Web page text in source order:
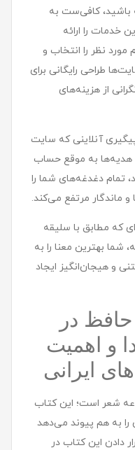
باشید، کافی‌ست به
خدمات را ارائه
مورد نظر را انتخاب و
طراحی رایگانی برای
از هزینه‌های
آنلاینی که سایت
هدیه‌ها به موقع حساب
تمام دغدغه‌های شما را
و ماندگار مرتفع می‌کند.
که مطابق با سلیقه
بهترین معنا را به
و هیجان‌انگیز ایجاد
در
و اهمیت
ایرانی
شعر است؛ این کتاب
را به هم پیوند می‌دهد
دادن این کتاب در